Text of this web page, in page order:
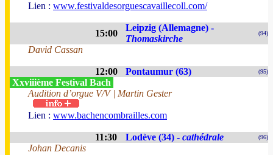
Lien : www.festivaldesorguescavaillecoll.com/
15:00
Leipzig (Allemagne) -
Thomaskirche
(94)
David Cassan
12:00 Pontaumur (63) (95)
Xxviiième Festival Bach
Audition d’orgue V/V | Martin Gester
Lien : www.bachencombrailles.com
11:30 Lodève (34) - cathédrale (96)
Johan Decanis